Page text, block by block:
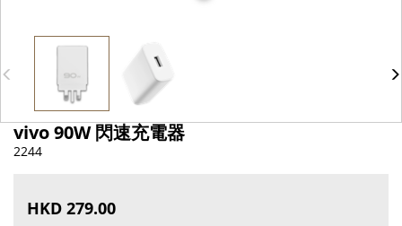
vivo 90W 閃速充電器
2244
HKD 279.00